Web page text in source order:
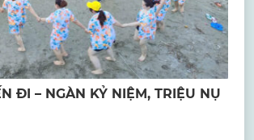
ĐI – NGÀN KỶ NIỆM, TRIỆU NỤ